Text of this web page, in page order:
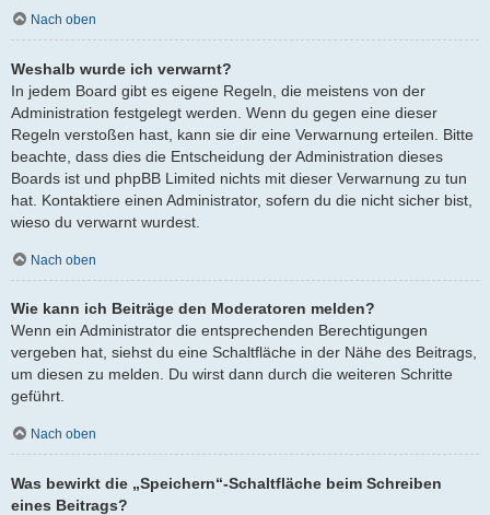
Nach oben
Weshalb wurde ich verwarnt?
In jedem Board gibt es eigene Regeln, die meistens von der
Administration festgelegt werden. Wenn du gegen eine dieser
Regeln verstoßen hast, kann sie dir eine Verwarnung erteilen. Bitte
beachte, dass dies die Entscheidung der Administration dieses
Boards ist und phpBB Limited nichts mit dieser Verwarnung zu tun
hat. Kontaktiere einen Administrator, sofern du die nicht sicher bist,
wieso du verwarnt wurdest.
Nach oben
Wie kann ich Beiträge den Moderatoren melden?
Wenn ein Administrator die entsprechenden Berechtigungen
vergeben hat, siehst du eine Schaltfläche in der Nähe des Beitrags,
um diesen zu melden. Du wirst dann durch die weiteren Schritte
geführt.
Nach oben
Was bewirkt die „Speichern“-Schaltfläche beim Schreiben
eines Beitrags?